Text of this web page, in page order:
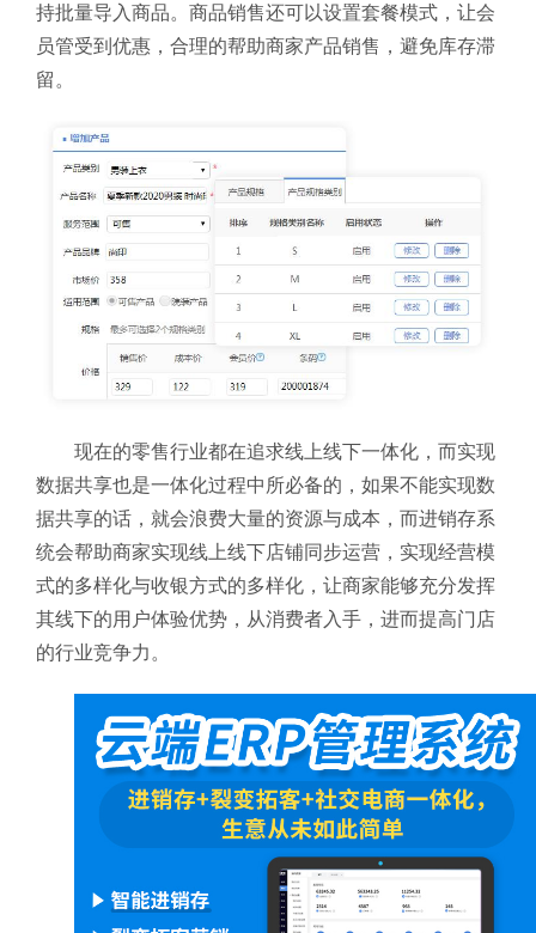
持批量导入商品。商品销售还可以设置套餐模式，让会
员管受到优惠，合理的帮助商家产品销售，避免库存滞
留。
现在的零售行业都在追求线上线下一体化，而实现
数据共享也是一体化过程中所必备的，如果不能实现数
据共享的话，就会浪费大量的资源与成本，而进销存系
统会帮助商家实现线上线下店铺同步运营，实现经营模
式的多样化与收银方式的多样化，让商家能够充分发挥
其线下的用户体验优势，从消费者入手，进而提高门店
的行业竞争力。